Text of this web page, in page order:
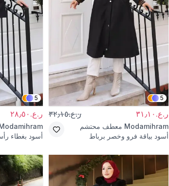
5
ر.ع.٣١٫١٠ ر.ع.٣٢٫١٥
Modamihram معطف محتشم
أسود بياقة فرو وخصر برباط
5
ر.ع.٢٨٫٥٠
أسود بغطاء